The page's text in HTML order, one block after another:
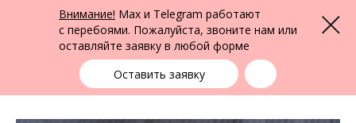
Внимание! Max и Telegram работают
с перебоями. Пожалуйста, звоните нам или
оставляйте заявку в любой форме
Оставить заявку
Юридическая помощь по всей России
ФПК Альтернатива
Меню
Выбрать город +7 (383) 388-72-90